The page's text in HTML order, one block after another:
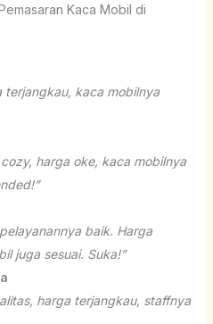
Kaca Mobil di
terjangkau, kaca mobilnya
harga oke, kaca mobilnya
baik. Harga
juga sesuai. Suka!”
harga terjangkau, staffnya